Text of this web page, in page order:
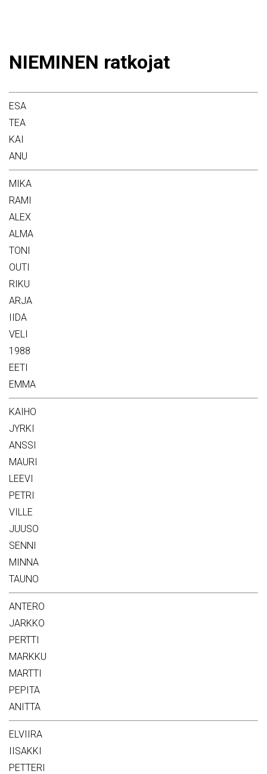
NIEMINEN ratkojat
ESA
TEA
KAI
ANU
MIKA
RAMI
ALEX
ALMA
TONI
OUTI
RIKU
ARJA
IIDA
VELI
1988
EETI
EMMA
KAIHO
JYRKI
ANSSI
MAURI
LEEVI
PETRI
VILLE
JUUSO
SENNI
MINNA
TAUNO
ANTERO
JARKKO
PERTTI
MARKKU
MARTTI
PEPITA
ANITTA
ELVIIRA
IISAKKI
PETTERI